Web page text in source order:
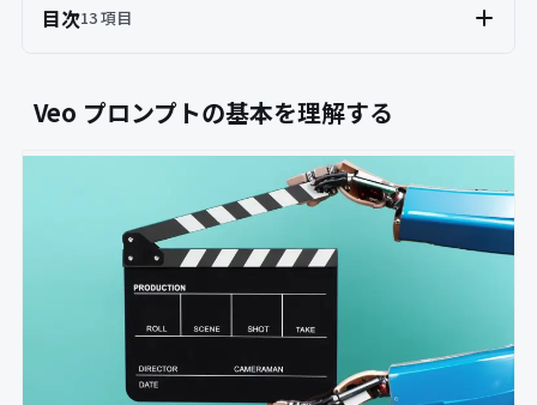
目次13 項目
Veo プロンプトの基本を理解する